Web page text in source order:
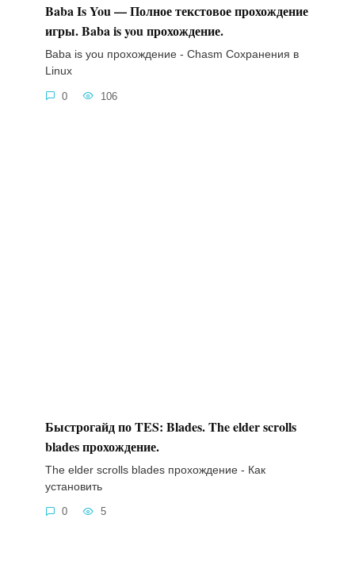
Baba Is You — Полное текстовое прохождение
игры. Baba is you прохождение.
Baba is you прохождение - Chasm Сохранения в
Linux
0 106
Быстрогайд по TES: Blades. The elder scrolls
blades прохождение.
The elder scrolls blades прохождение - Как
установить
0 5